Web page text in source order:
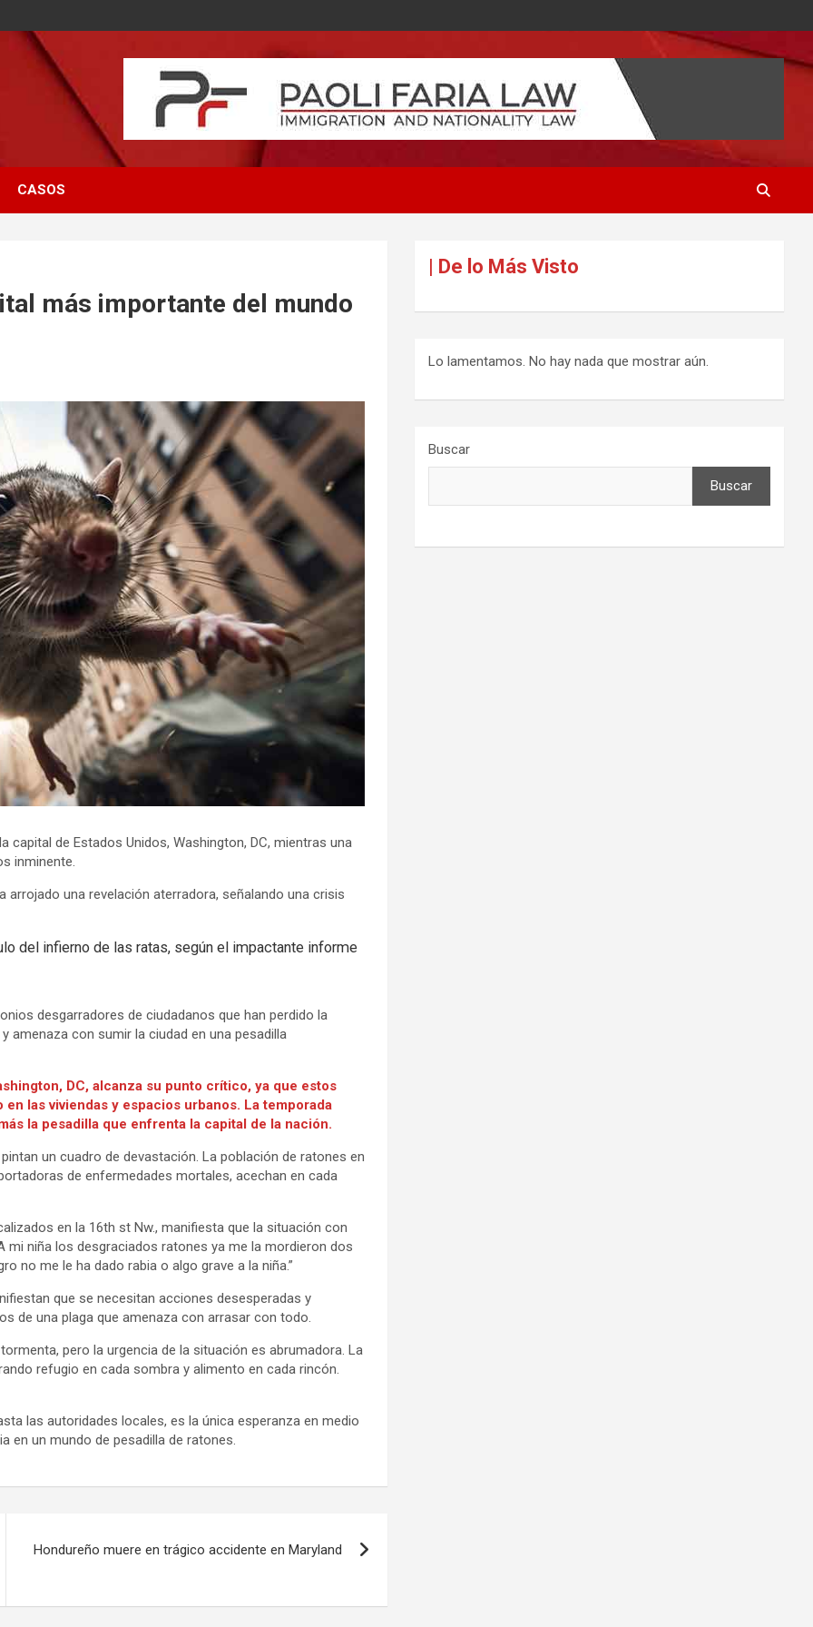
CASOS
más importante del mundo
capital de Estados Unidos, Washington, DC, mientras una
inminente.
una revelación aterradora, señalando una crisis
del infierno de las ratas, según el impactante informe
desgarradores de ciudadanos que han perdido la
amenaza con sumir la ciudad en una pesadilla
DC, alcanza su punto crítico, ya que estos
las viviendas y espacios urbanos. La temporada
la pesadilla que enfrenta la capital de la nación.
un cuadro de devastación. La población de ratones en
de enfermedades mortales, acechan en cada
en la 16th st Nw., manifiesta que la situación con
mi niña los desgraciados ratones ya me la mordieron dos
no me le ha dado rabia o algo grave a la niña.”
que se necesitan acciones desesperadas y
de una plaga que amenaza con arrasar con todo.
pero la urgencia de la situación es abrumadora. La
refugio en cada sombra y alimento en cada rincón.
las autoridades locales, es la única esperanza en medio
en un mundo de pesadilla de ratones.
Hondureño muere en trágico accidente en Maryland
| De lo Más Visto
Lo lamentamos. No hay nada que mostrar aún.
Buscar
Buscar